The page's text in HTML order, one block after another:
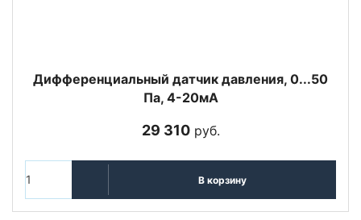
Дифференциальный датчик давления, 0...50
Па, 4-20мА
29 310руб.
В корзину